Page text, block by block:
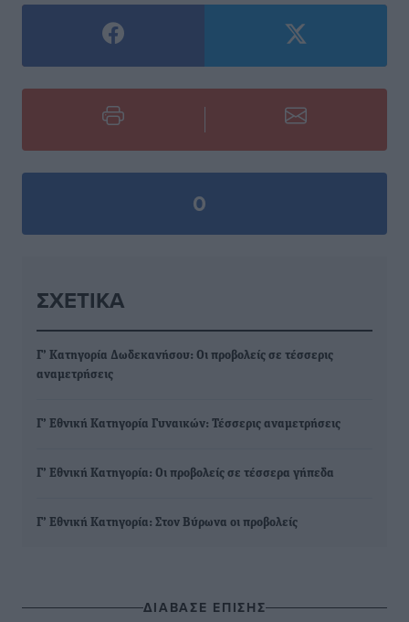
0
ΣΧΕΤΙΚΆ
Γ’ Κατηγορία Δωδεκανήσου: Οι προβολείς σε τέσσερις
αναμετρήσεις
Γ’ Εθνική Κατηγορία Γυναικών: Τέσσερις αναμετρήσεις
Γ’ Εθνική Κατηγορία: Οι προβολείς σε τέσσερα γήπεδα
Γ’ Εθνική Κατηγορία: Στον Βύρωνα οι προβολείς
ΔΙΑΒΑΣΕ ΕΠΙΣΗΣ